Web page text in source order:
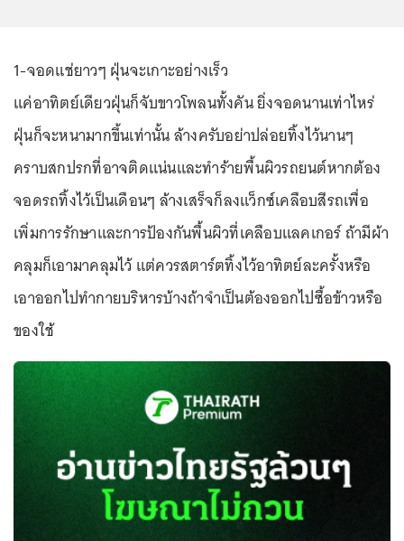
1-จอดแช่ยาวๆ ฝุ่นจะเกาะอย่างเร็ว
แค่อาทิตย์เดียวฝุ่นก็จับขาวโพลนทั้งคัน ยิ่งจอดนานเท่าไหร่
ฝุ่นก็จะหนามากขึ้นเท่านั้น ล้างครับอย่าปล่อยทิ้งไว้นานๆ
คราบสกปรกที่อาจติดแน่นและทำร้ายพื้นผิวรถยนต์หากต้อง
จอดรถทิ้งไว้เป็นเดือนๆ ล้างเสร็จก็ลงแว็กซ์เคลือบสีรถเพื่อ
เพิ่มการรักษาและการป้องกันพื้นผิวที่เคลือบแลคเกอร์ ถ้ามีผ้า
คลุมก็เอามาคลุมไว้ แต่ควรสตาร์ตทิ้งไว้อาทิตย์ละครั้งหรือ
เอาออกไปทำกายบริหารบ้างถ้าจำเป็นต้องออกไปซื้อข้าวหรือ
ของใช้